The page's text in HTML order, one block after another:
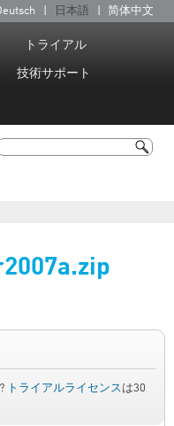
日本語 简体中文
トライアル
技術サポート
索
トライアルライセンスは30